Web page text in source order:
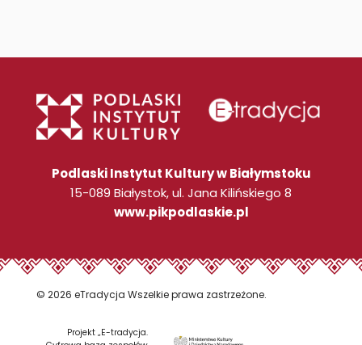
Podlaski Instytut Kultury w Białymstoku
15-089 Białystok, ul. Jana Kilińskiego 8
www.pikpodlaskie.pl
© 2026 eTradycja Wszelkie prawa zastrzeżone.
Projekt „E-tradycja.